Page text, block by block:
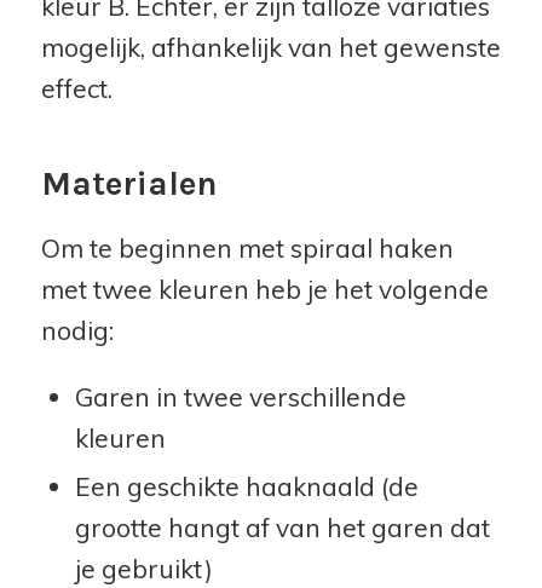
mogelijk, afhankelijk van het gewenste
effect.
Materialen
Om te beginnen met spiraal haken
met twee kleuren heb je het volgende
nodig:
Garen in twee verschillende
kleuren
Een geschikte haaknaald (de
grootte hangt af van het garen dat
je gebruikt)